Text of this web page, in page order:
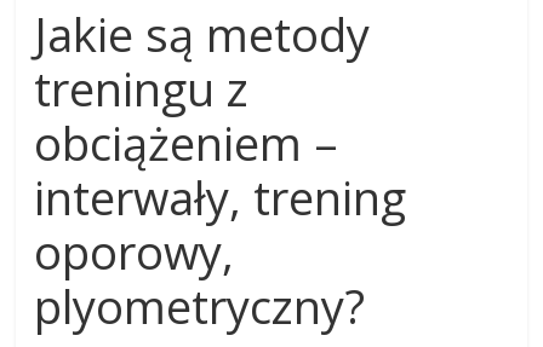
Jakie są metody
treningu z
obciążeniem –
interwały, trening
oporowy,
plyometryczny?